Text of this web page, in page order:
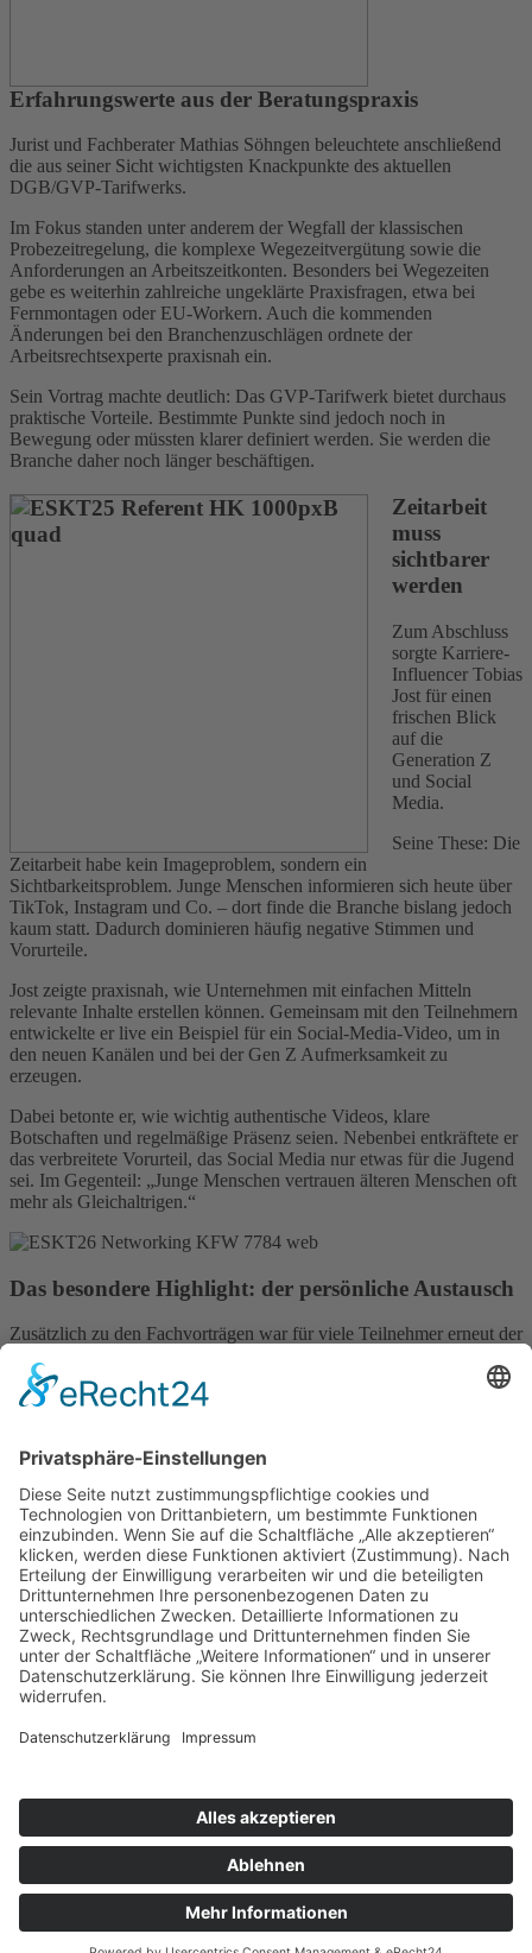
Erfahrungswerte aus der Beratungspraxis
Jurist und Fachberater Mathias Söhngen beleuchtete anschließend
die aus seiner Sicht wichtigsten Knackpunkte des aktuellen
DGB/GVP-Tarifwerks.
Im Fokus standen unter anderem der Wegfall der klassischen
Probezeitregelung, die komplexe Wegezeitvergütung sowie die
Anforderungen an Arbeitszeitkonten. Besonders bei Wegezeiten
gebe es weiterhin zahlreiche ungeklärte Praxisfragen, etwa bei
Fernmontagen oder EU-Workern. Auch die kommenden
Änderungen bei den Branchenzuschlägen ordnete der
Arbeitsrechtsexperte praxisnah ein.
Sein Vortrag machte deutlich: Das GVP-Tarifwerk bietet durchaus
praktische Vorteile. Bestimmte Punkte sind jedoch noch in
Bewegung oder müssten klarer definiert werden. Sie werden die
Branche daher noch länger beschäftigen.
Zeitarbeit
muss
sichtbarer
werden
Zum Abschluss
sorgte Karriere-
Influencer Tobias
Jost für einen
frischen Blick
auf die
Generation Z
und Social
Media.
Seine These: Die
Zeitarbeit habe kein Imageproblem, sondern ein
Sichtbarkeitsproblem. Junge Menschen informieren sich heute über
TikTok, Instagram und Co. – dort finde die Branche bislang jedoch
kaum statt. Dadurch dominieren häufig negative Stimmen und
Vorurteile.
Jost zeigte praxisnah, wie Unternehmen mit einfachen Mitteln
relevante Inhalte erstellen können. Gemeinsam mit den Teilnehmern
entwickelte er live ein Beispiel für ein Social-Media-Video, um in
den neuen Kanälen und bei der Gen Z Aufmerksamkeit zu
erzeugen.
Dabei betonte er, wie wichtig authentische Videos, klare
Botschaften und regelmäßige Präsenz seien. Nebenbei entkräftete er
das verbreitete Vorurteil, das Social Media nur etwas für die Jugend
sei. Im Gegenteil: „Junge Menschen vertrauen älteren Menschen oft
mehr als Gleichaltrigen.“
Das besondere Highlight: der persönliche Austausch
Zusätzlich zu den Fachvorträgen war für viele Teilnehmer erneut der
wurde diskutiert, gelacht und Kontakte gepflegt – ohne Zeitdruck
und fernab klassischer Messehektik. Ein Teilnehmer brachte es
Klassentreffen trifft den Nerv der Zeit. Praxisnaher Input, ehrliche
Gespräche und echte Begegnungen – genau das macht das Format
inzwischen so besonders.
Das 3. ES-Klassentreffen ist bereits in Planung: Am 29.09.2027
geht es zurück in den Norden nach Walsrode.
→ Melde Dich jetzt an zum 3. ES-Klassentreffen in Walsrode!
Weitere Impressionen findest Du in unserenEVENTVIDEOSund
derFOTOGALERIE.
Impressum